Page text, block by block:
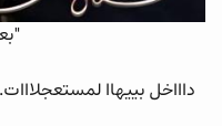
داااخل بييهاا